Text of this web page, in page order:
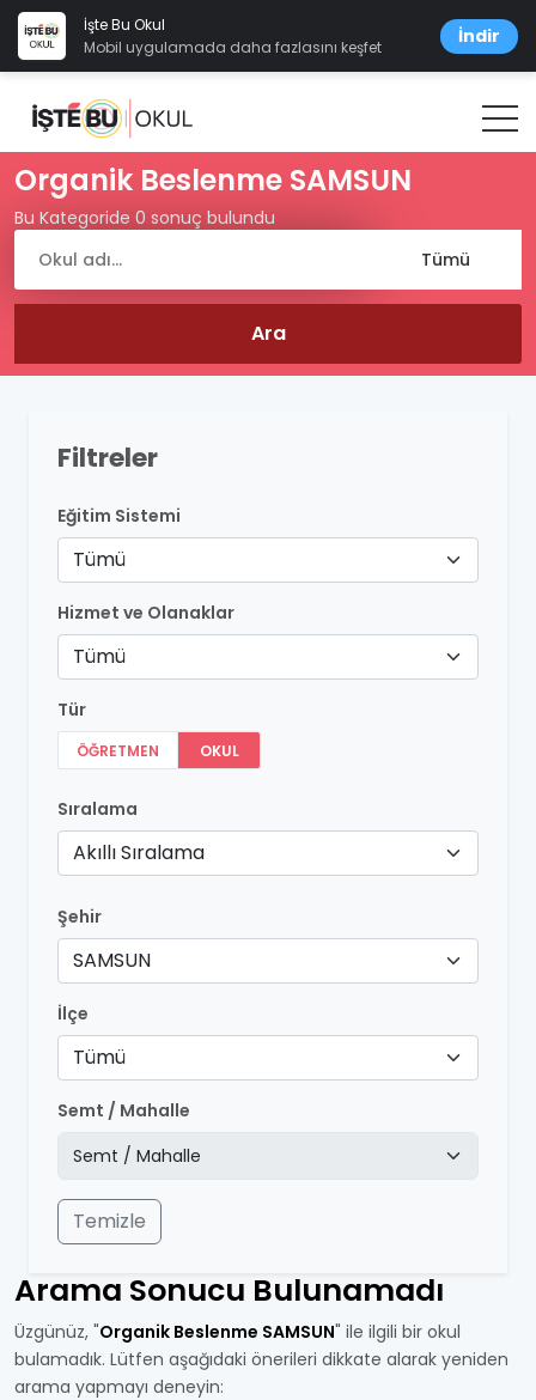
İşte Bu Okul
Mobil uygulamada daha fazlasını keşfet
İndir
Organik Beslenme SAMSUN
Bu Kategoride 0 sonuç bulundu
Filtreler
Eğitim Sistemi
Tümü
Hizmet ve Olanaklar
Tümü
Tür
ÖĞRETMEN OKUL
Sıralama
Akıllı Sıralama
Şehir
SAMSUN
İlçe
Tümü
Semt / Mahalle
Temizle
Arama Sonucu Bulunamadı
Üzgünüz, "Organik Beslenme SAMSUN" ile ilgili bir okul
bulamadık. Lütfen aşağıdaki önerileri dikkate alarak yeniden
arama yapmayı deneyin: